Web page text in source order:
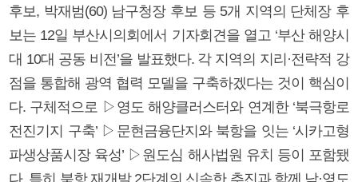
후보, 박재범(60) 남구청장 후보 등 5개 지역의 단체장 후
보는 12일 부산시의회에서 기자회견을 열고 ‘부산 해양시
대 10대 공동 비전’을 발표했다. 각 지역의 지리·전략적 강
점을 통합해 광역 협력 모델을 구축하겠다는 것이 핵심이
다. 구체적으로 ▷영도 해양클러스터와 연계한 ‘북극항로
전진기지 구축’ ▷문현금융단지와 북항을 잇는 ‘시카고형
파생상품시장 육성’ ▷원도심 해사법원 유치 등이 포함됐
다. 특히 북항 재개발 2단계의 신속한 추진과 함께 남·영도